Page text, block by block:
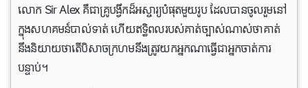
លោក Sir Alex គឺជាគ្រូបង្វឹកដ៏អស្ចារ្យបំផុតមួយរូប ដែលបានចូលរួមនៅ
ក្នុងសហគមន៍បាល់ទាត់ ហើយ​ឥទ្ធិពលរបស់គាត់ច្បាស់ណាស់ថាគាត់
នឹងនិយាយថាតើបិសាចក្រហមនឹង​ត្រូវយកអ្នកណាធ្វើជាអ្នក​ចាត់​ការ​
បន្ទាប់។